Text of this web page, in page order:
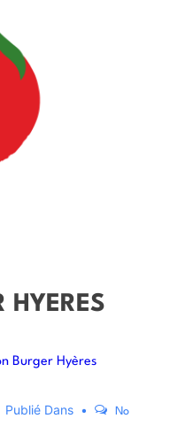
HYERES
Burger Hyères
Publié Dans
No